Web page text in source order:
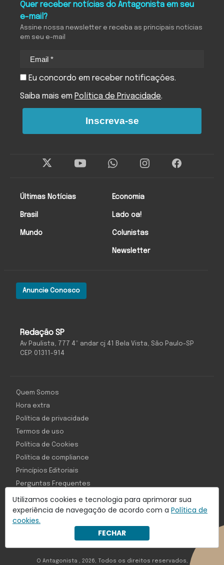
Utilizamos cookies e tecnologia para aprimorar sua
experiência de navegação de acordo com a Política de
cookies.
FECHAR
Redação SP
Av Paulista, 777 4º andar cj 41 Bela Vista, São Paulo-SP
CEP: 01311-914
Anuncie Conosco
Últimas Notícias
Brasil
Mundo
Economia
Lado oa!
Colunistas
Newsletter
Quer receber notícias do Antagonista em seu
e-mail?
Assine nossa newsletter e receba as principais notícias
em seu e-mail
Eu concordo em receber notificações.
Saiba mais em Política de Privacidade.
Inscreva-se
Com inteligência e tecnologia:
Object1ve - Marketing Solution
Quem Somos
Hora extra
Política de privacidade
Termos de uso
Política de Cookies
Política de compliance
Princípios Editoriais
Perguntas Frequentes
O Antagonista , 2026, Todos os direitos reservados,